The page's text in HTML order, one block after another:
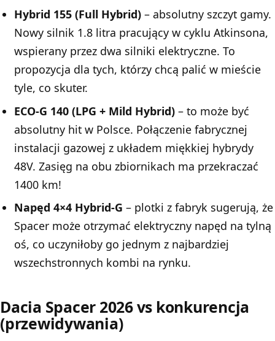
Hybrid 155 (Full Hybrid) – absolutny szczyt gamy.
Nowy silnik 1.8 litra pracujący w cyklu Atkinsona,
wspierany przez dwa silniki elektryczne. To
propozycja dla tych, którzy chcą palić w mieście
tyle, co skuter.
ECO-G 140 (LPG + Mild Hybrid) – to może być
absolutny hit w Polsce. Połączenie fabrycznej
instalacji gazowej z układem miękkiej hybrydy
48V. Zasięg na obu zbiornikach ma przekraczać
1400 km!
Napęd 4×4 Hybrid-G – plotki z fabryk sugerują, że
Spacer może otrzymać elektryczny napęd na tylną
oś, co uczyniłoby go jednym z najbardziej
wszechstronnych kombi na rynku.
Dacia Spacer 2026 vs konkurencja
(przewidywania)